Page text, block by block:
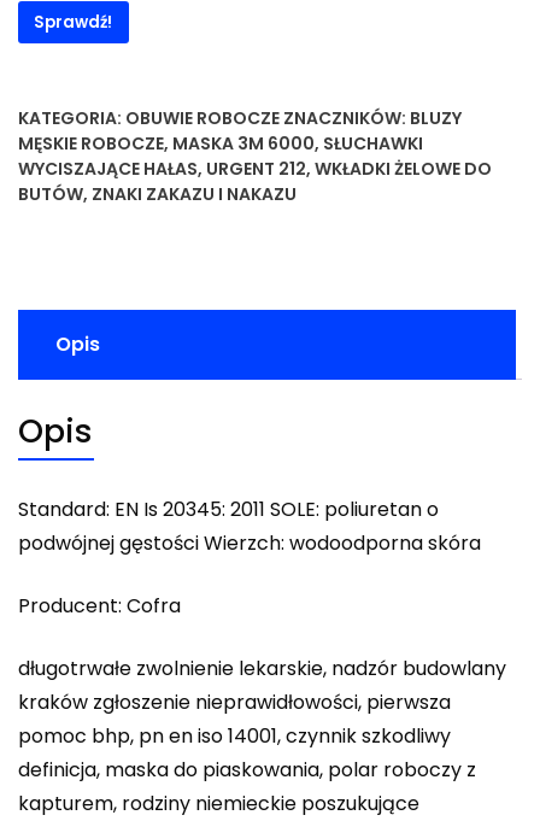
Sprawdź!
KATEGORIA: OBUWIE ROBOCZE ZNACZNIKÓW: BLUZY
MĘSKIE ROBOCZE, MASKA 3M 6000, SŁUCHAWKI
WYCISZAJĄCE HAŁAS, URGENT 212, WKŁADKI ŻELOWE DO
BUTÓW, ZNAKI ZAKAZU I NAKAZU
Opis
Opis
Standard: EN Is 20345: 2011 SOLE: poliuretan o
podwójnej gęstości Wierzch: wodoodporna skóra
Producent: Cofra
długotrwałe zwolnienie lekarskie, nadzór budowlany
kraków zgłoszenie nieprawidłowości, pierwsza
pomoc bhp, pn en iso 14001, czynnik szkodliwy
definicja, maska do piaskowania, polar roboczy z
kapturem, rodziny niemieckie poszukujące